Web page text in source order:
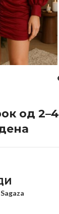
од 2–4